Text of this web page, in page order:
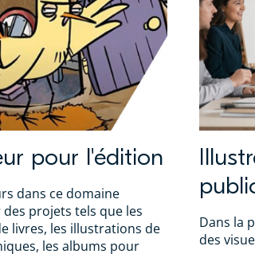
pour l'édition
dans ce domaine
projets tels que les
livres, les illustrations de
les albums pour
Dans la
des